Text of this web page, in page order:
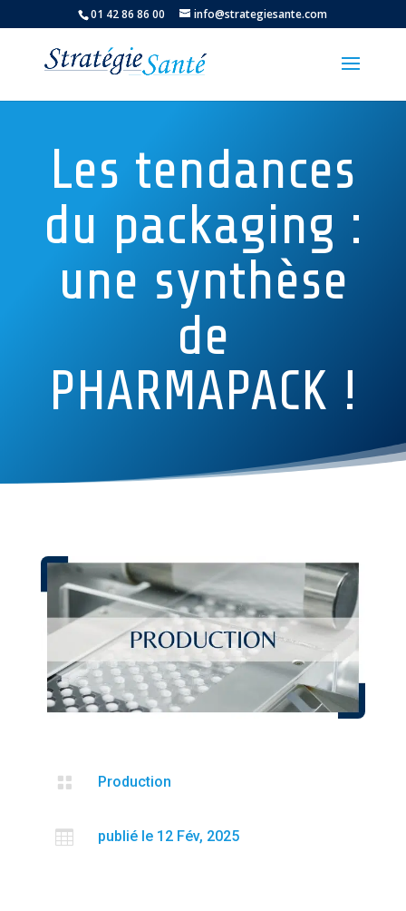
01 42 86 86 00 info@strategiesante.com
Les tendances
du packaging :
une synthèse
de
PHARMAPACK !
 Production
 publié le 12 Fév, 2025